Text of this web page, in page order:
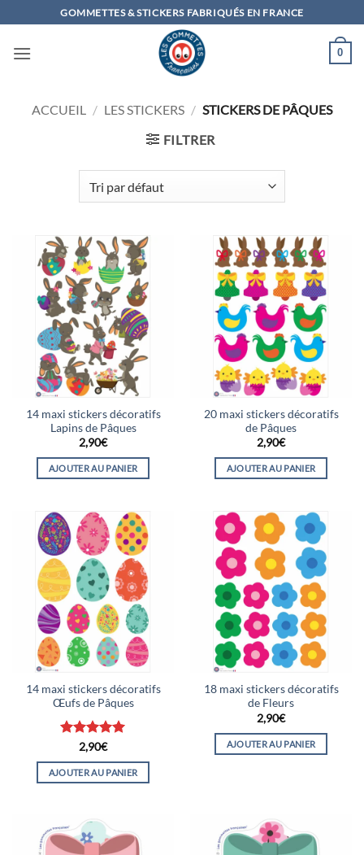
au
contenu
GOMMETTES & STICKERS FABRIQUÉS EN FRANCE
0
ACCUEIL / LES STICKERS / STICKERS DE PÂQUES
FILTRER
14 maxi stickers décoratifs
Lapins de Pâques
2,90€
AJOUTER AU PANIER
20 maxi stickers décoratifs
de Pâques
2,90€
AJOUTER AU PANIER
14 maxi stickers décoratifs
Œufs de Pâques
Note5sur
5
2,90€
AJOUTER AU PANIER
18 maxi stickers décoratifs
de Fleurs
2,90€
AJOUTER AU PANIER